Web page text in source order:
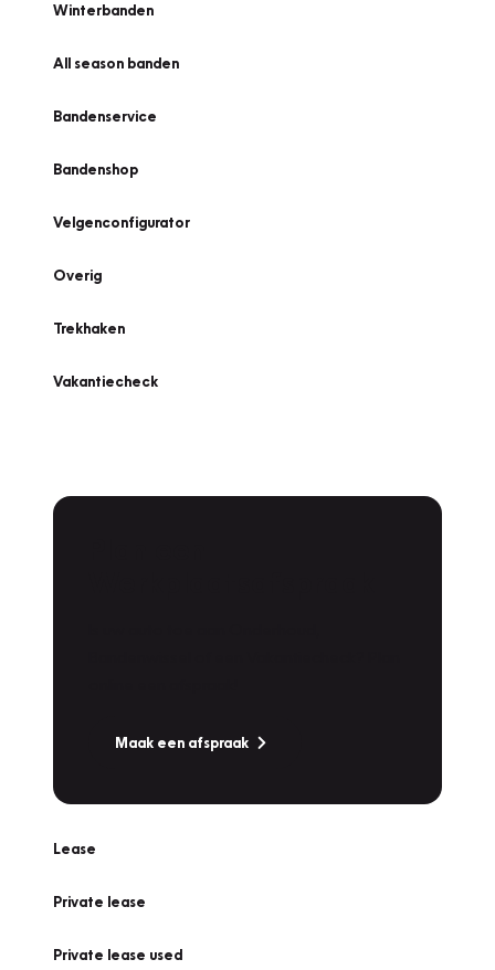
Winterbanden
All season banden
Bandenservice
Bandenshop
Velgenconfigurator
Overig
Trekhaken
Vakantiecheck
Maak een afspraak
Lease
Private lease
Private lease used